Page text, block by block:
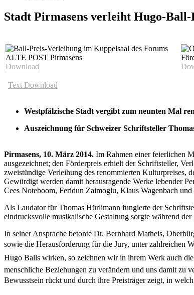
Stadt Pirmasens verleiht Hugo-Ball-
Download
Text Download
Westpfälzische Stadt vergibt zum neunten Mal
Auszeichnung für Schweizer Schriftsteller
Pirmasens, 10. März 2014. Im Rahmen einer feierlichen
ausgezeichnet; den Förderpreis erhielt der Schriftsteller,
zweistündige Verleihung des renommierten Kulturpreises,
Gewürdigt werden damit herausragende Werke lebender
Cees Noteboom, Feridun Zaimoglu, Klaus Wagenbach
Als Laudator für Thomas Hürlimann fungierte der
eindrucksvolle musikalische Gestaltung sorgte während
In seiner Ansprache betonte Dr. Bernhard Matheis,
sowie die Herausforderung für die Jury, unter zahlreichen
Hugo Balls wirken, so zeichnen wir in ihrem Werk auch die
menschliche Beziehungen zu verändern und uns damit zu
Bewusstsein rückt und durch ihre Preisträger zeigt, in